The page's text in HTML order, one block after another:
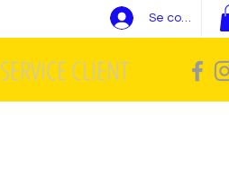
Se connecter
SERVICE CLIENT